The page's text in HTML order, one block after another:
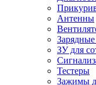
Антенны
ЗУ для
Тестеры
Зажимы